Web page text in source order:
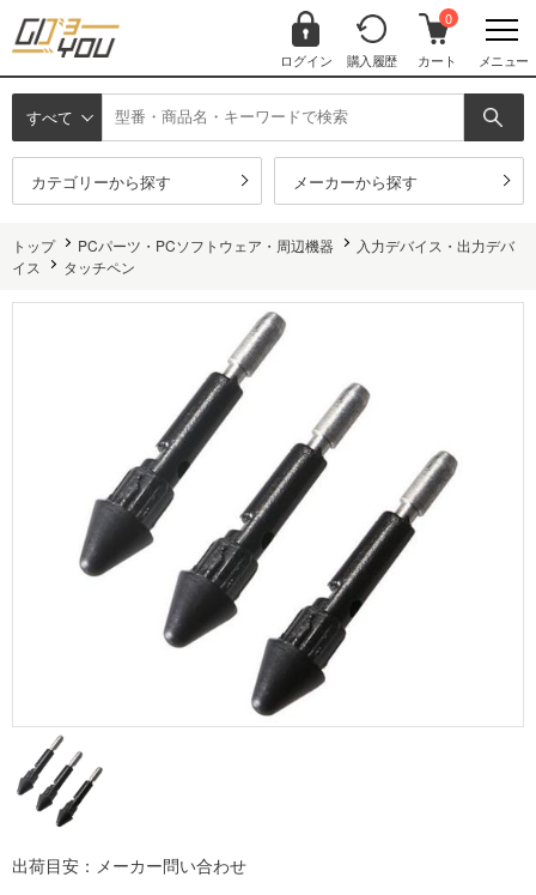
ログイン 購入履歴
0
カート メニュー
すべて
カテゴリーから探す メーカーから探す
トップ PCパーツ・PCソフトウェア・周辺機器
入力デバイス・出力デバ
イス
タッチペン
出荷目安：メーカー問い合わせ